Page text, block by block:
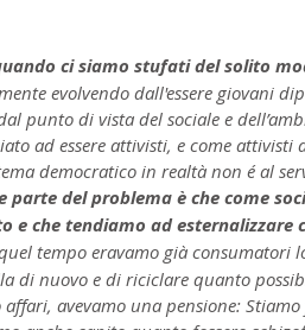
ci siamo stufati del solito
evolvendo dall'essere giovani
punto di vista del sociale e
ad essere attivisti, e come
democratico in realtà non é al
parte del problema è che come
e che tendiamo ad esternalizzare
tempo eravamo già consumatori
di nuovo e di riciclare quanto
avevamo una pensione: